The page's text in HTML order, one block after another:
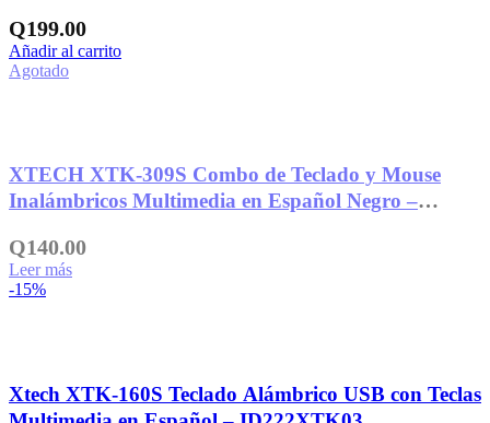
Q199.00
Añadir al carrito
Agotado
XTECH XTK-309S Combo de Teclado y Mouse
Inalámbricos Multimedia en Español Negro –
Q140.00
Leer más
-15%
Xtech XTK-160S Teclado Alámbrico USB con Teclas